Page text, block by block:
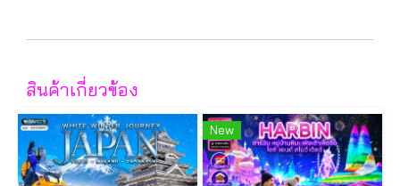
สินค้าเกี่ยวข้อง
New